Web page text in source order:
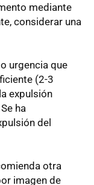
mediante
considerar una
urgencia que
(2-3
expulsión
ha
del
otra
imagen de